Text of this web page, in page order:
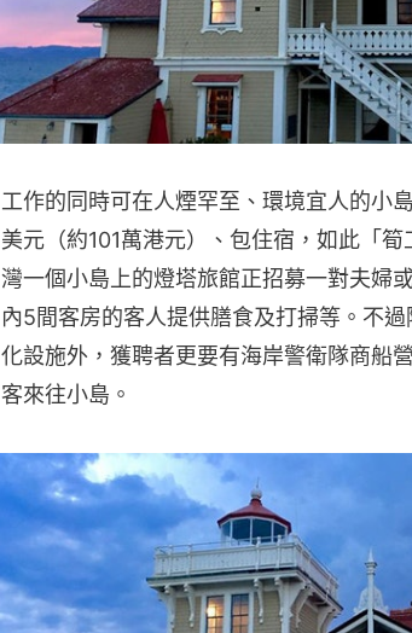
工作的同時可在人煙罕至、環境宜人的小
美元（約101萬港元）、包住宿，如此「
灣一個小島上的燈塔旅館正招募一對夫婦
內5間客房的客人提供膳食及打掃等。不
化設施外，獲聘者更要有海岸警衛隊商船
客來往小島。